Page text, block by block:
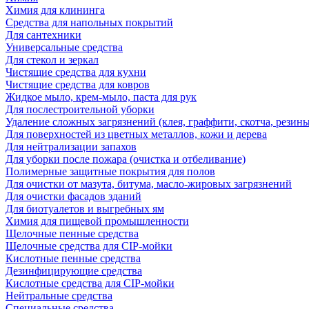
Химия для клининга
Средства для напольных покрытий
Для сантехники
Универсальные средства
Для стекол и зеркал
Чистящие средства для кухни
Чистящие средства для ковров
Жидкое мыло, крем-мыло, паста для рук
Для послестроительной уборки
Удаление сложных загрязнений (клея, граффити, скотча,
Для поверхностей из цветных металлов, кожи и дерева
Для нейтрализации запахов
Для уборки после пожара (очистка и отбеливание)
Полимерные защитные покрытия для полов
Для очистки от мазута, битума, масло-жировых загрязнений
Для очистки фасадов зданий
Для биотуалетов и выгребных ям
Химия для пищевой промышленности
Щелочные пенные средства
Щелочные средства для CIP-мойки
Кислотные пенные средства
Дезинфицирующие средства
Кислотные средства для CIP-мойки
Нейтральные средства